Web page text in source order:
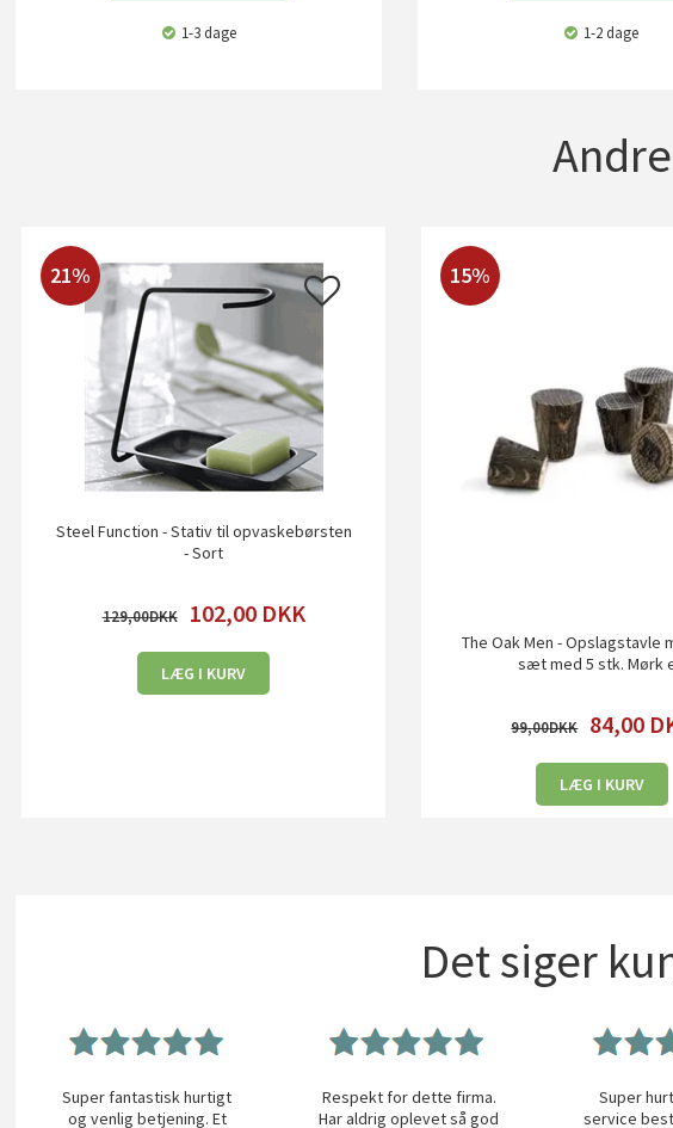
1-3 dage 1-2 dage
21%
Steel Function - Stativ til opvaskebørsten
- Sort
129,00 102,00 DKK
LÆG I KURV
15%
The Oak Men - Opslagstavle
sæt med 5 stk. Mørk
99,00 84,00
LÆG I KURV
Det siger
Super fantastisk hurtigt
og venlig betjening. Et
Respekt for dette firma.
Har aldrig oplevet så god
Super
service